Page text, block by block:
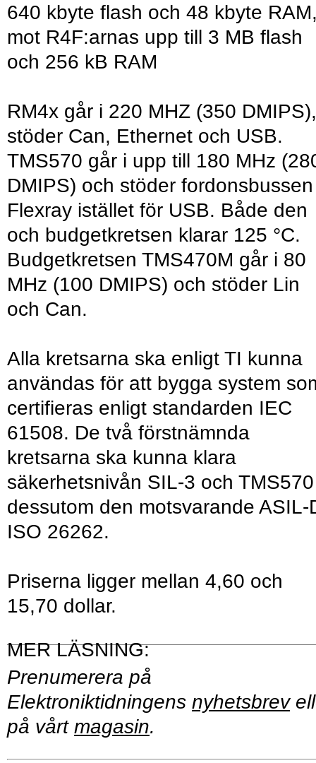
640 kbyte flash och 48 kbyte
mot R4F:arnas upp till 3 MB flash
och 256 kB RAM
RM4x går i 220 MHZ (350 DMIPS),
stöder Can, Ethernet och USB.
TMS570 går i upp till 180 MHz
DMIPS) och stöder fordonsbussen
Flexray istället för USB. Både den
och budgetkretsen klarar 125 °C.
Budgetkretsen TMS470M går i 80
MHz (100 DMIPS) och stöder Lin
och Can.
Alla kretsarna ska enligt TI kunna
användas för att bygga system
certifieras enligt standarden IEC
61508. De två förstnämnda
kretsarna ska kunna klara
säkerhetsnivån SIL-3 och TMS570
dessutom den motsvarande ASIL-
ISO 26262.
Priserna ligger mellan 4,60 och
15,70 dollar.
Prenumerera på
Elektroniktidningens nyhetsbrev
på vårt magasin.